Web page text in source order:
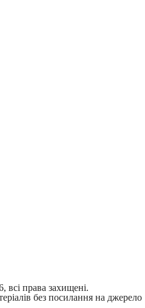
права захищені.
без посилання на джерело